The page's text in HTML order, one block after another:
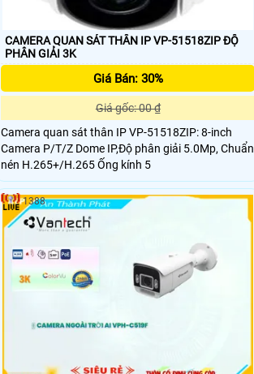
CAMERA QUAN SÁT THÂN IP VP-51518ZIP ĐỘ
PHÂN GIẢI 3K
Giá Bán: 30%
Giá gốc: 00 ₫
Camera quan sát thân IP VP-51518ZIP: 8-inch
Camera P/T/Z Dome IP,Độ phân giải 5.0Mp, Chuẩn
nén H.265+/H.265 Ống kính 5
1388